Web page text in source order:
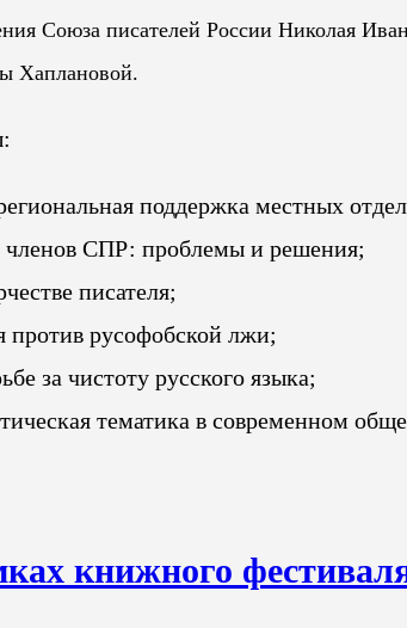
Союза писателей России Николая
Хаплановой.
поддержка местных
членов СПР: проблемы и решения;
писателя;
против русофобской лжи;
за чистоту русского языка;
тематика в современном
книжного